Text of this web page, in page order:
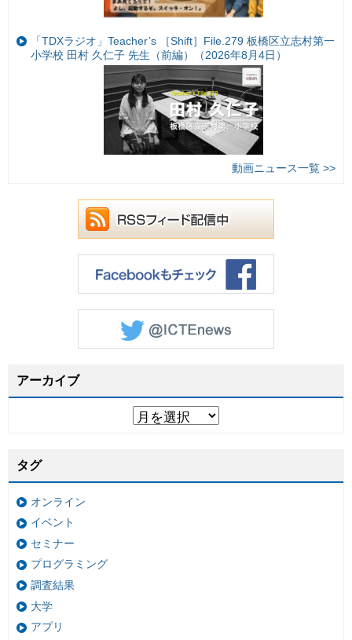
「TDXラジオ」Teacher’s ［Shift］File.279 板橋区立志村第一
小学校 田村 久仁子 先生（前編）（2026年8月4日）
動画ニュース一覧 >>
アーカイブ
タグ
オンライン
イベント
セミナー
プログラミング
調査結果
大学
アプリ